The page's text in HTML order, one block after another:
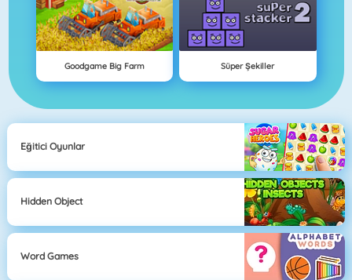
Goodgame Big Farm Süper Şekiller
Eğitici Oyunlar
Hidden Object
Word Games